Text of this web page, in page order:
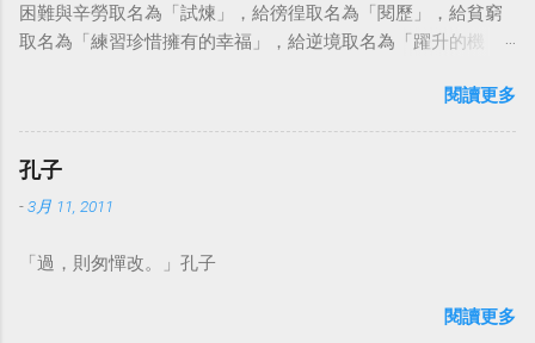
困難與辛勞取名為「試煉」，給徬徨取名為「閱歷」，給貧窮
取名為「練習珍惜擁有的幸福」，給逆境取名為「躍升的機
點看事情，就不會覺得活著是一件沉重的事。#超譯尼采 — 中
華名言 - Chinese Quotes (@chinese_quotes) May 23, 2023
閱讀更多
孔子
-3月 11, 2011
「過，則匆憚改。」孔子
閱讀更多